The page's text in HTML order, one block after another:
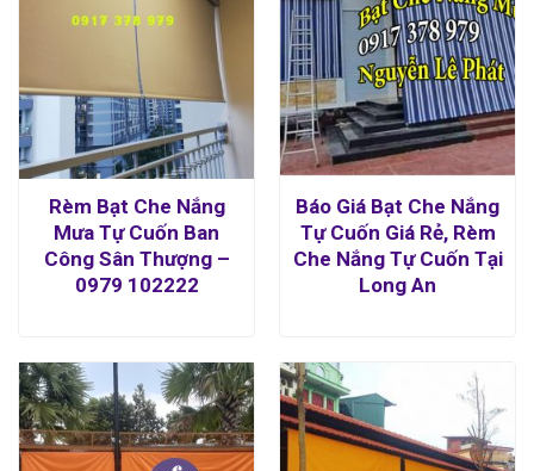
Rèm Bạt Che Nắng
Mưa Tự Cuốn Ban
Công Sân Thượng –
0979 102222
Báo Giá Bạt Che Nắng
Tự Cuốn Giá Rẻ, Rèm
Che Nắng Tự Cuốn Tại
Long An